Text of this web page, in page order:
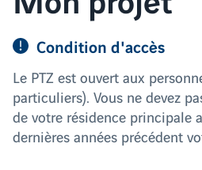
Condition d'accès
Le PTZ est ouvert aux
particuliers). Vous ne devez
de votre résidence principale
dernières années précédent